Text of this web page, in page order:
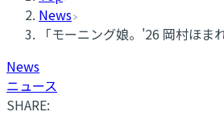
News
「モーニング娘。'26 岡村ほ
News
ニュース
SHARE: